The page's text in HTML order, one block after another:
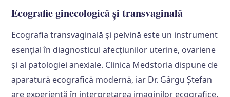
Ecografie ginecologică și transvaginală
Ecografia transvaginală și pelvină este un instrument
esențial în diagnosticul afecțiunilor uterine, ovariene
și al patologiei anexiale. Clinica Medstoria dispune de
aparatură ecografică modernă, iar Dr. Gârgu Ștefan
are experiență în interpretarea imaginilor ecografice,